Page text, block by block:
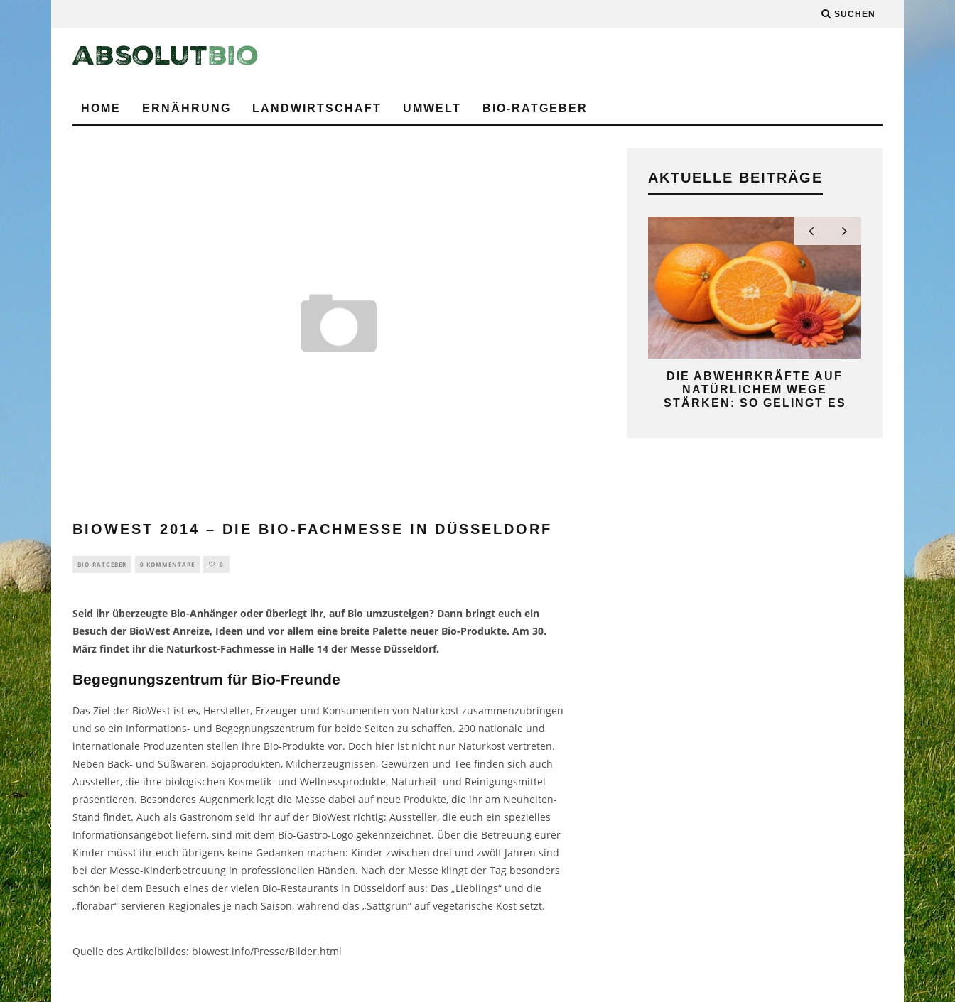
SUCHEN
HOME ERNÄHRUNG LANDWIRTSCHAFT UMWELT BIO-RATGEBER
BIOWEST 2014 – DIE BIO-FACHMESSE IN DÜSSELDORF
BIO-RATGEBER 0 KOMMENTARE 0
Seid ihr überzeugte Bio-Anhänger oder überlegt ihr, auf Bio umzusteigen? Dann bringt euch ein
Besuch der BioWest Anreize, Ideen und vor allem eine breite Palette neuer Bio-Produkte. Am 30.
März findet ihr die Naturkost-Fachmesse in Halle 14 der Messe Düsseldorf.
Begegnungszentrum für Bio-Freunde
Das Ziel der BioWest ist es, Hersteller, Erzeuger und Konsumenten von Naturkost zusammenzubringen
und so ein Informations- und Begegnungszentrum für beide Seiten zu schaffen. 200 nationale und
internationale Produzenten stellen ihre Bio-Produkte vor. Doch hier ist nicht nur Naturkost vertreten.
Neben Back- und Süßwaren, Sojaprodukten, Milcherzeugnissen, Gewürzen und Tee finden sich auch
Aussteller, die ihre biologischen Kosmetik- und Wellnessprodukte, Naturheil- und Reinigungsmittel
präsentieren. Besonderes Augenmerk legt die Messe dabei auf neue Produkte, die ihr am Neuheiten-
Stand findet. Auch als Gastronom seid ihr auf der BioWest richtig: Aussteller, die euch ein spezielles
Informationsangebot liefern, sind mit dem Bio-Gastro-Logo gekennzeichnet. Über die Betreuung eurer
Kinder müsst ihr euch übrigens keine Gedanken machen: Kinder zwischen drei und zwölf Jahren sind
bei der Messe-Kinderbetreuung in professionellen Händen. Nach der Messe klingt der Tag besonders
schön bei dem Besuch eines der vielen Bio-Restaurants in Düsseldorf aus: Das „Lieblings“ und die
„florabar“ servieren Regionales je nach Saison, während das „Sattgrün“ auf vegetarische Kost setzt.
Quelle des Artikelbildes: biowest.info/Presse/Bilder.html
AKTUELLE BEITRÄGE
DIE ABWEHRKRÄFTE AUF
NATÜRLICHEM WEGE
STÄRKEN: SO GELINGT ES